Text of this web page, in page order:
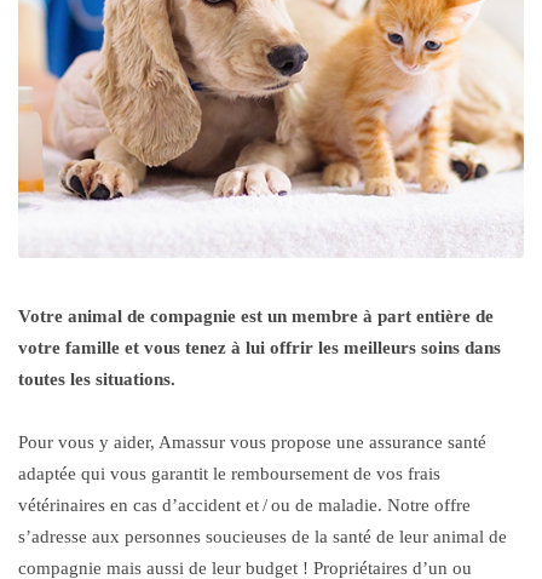
Votre animal de compagnie est un membre à part entière de
votre famille et vous tenez à lui offrir les meilleurs soins dans
toutes les situations.
Pour vous y aider, Amassur vous propose une assurance santé
adaptée qui vous garantit le remboursement de vos frais
vétérinaires en cas d’accident et / ou de maladie. Notre offre
s’adresse aux personnes soucieuses de la santé de leur animal de
compagnie mais aussi de leur budget ! Propriétaires d’un ou